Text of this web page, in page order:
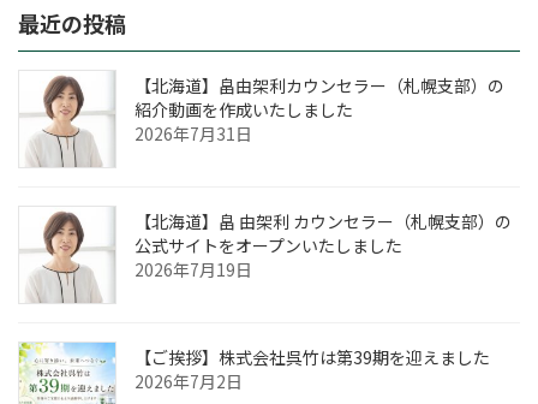
つ
ぶ
や
最近の投稿
【北海道】畠由架利カウンセラー（札幌支部）の
紹介動画を作成いたしました
2026年7月31日
【北海道】畠 由架利 カウンセラー（札幌支部）の
公式サイトをオープンいたしました
2026年7月19日
【ご挨拶】株式会社呉竹は第39期を迎えました
2026年7月2日